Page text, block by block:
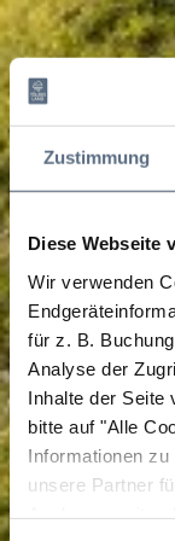
Zustimmung
Diese Webseite
Wir verwenden
für z. B.
Analyse der
Inhalte der Seite
bitte auf "Alle
Informationen
unsere Partner